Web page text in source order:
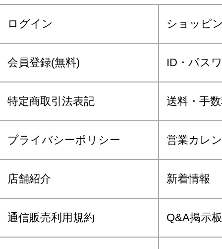
ログイン ショッピ
会員登録(無料) ID・パス
特定商取引法表記 送料・手
プライバシーポリシー 営業カレ
店舗紹介 新着情報
通信販売利用規約 Q&A掲示板